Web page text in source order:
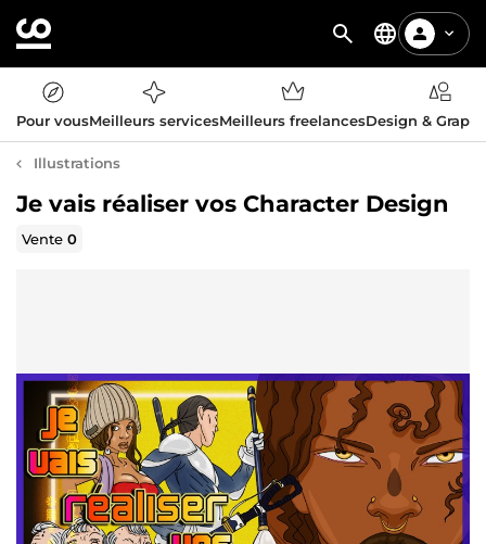
Pour vousMeilleurs servicesMeilleurs freelancesDesign &
Illustrations
Je vais réaliser vos Character Design
Vente0